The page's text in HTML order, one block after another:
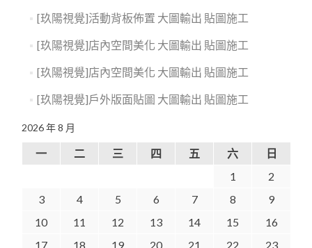
[玖陽視覺]活動背板佈置 大圖輸出 貼圖施工
[玖陽視覺]店內空間美化 大圖輸出 貼圖施工
[玖陽視覺]店內空間美化 大圖輸出 貼圖施工
[玖陽視覺]戶外版面貼圖 大圖輸出 貼圖施工
2026 年 8 月
一 二 三 四 五 六
日
1
2
3
4 5 6 7 8
9
10
11 12 13 14 15
16
17
18 19 20 21 22
23